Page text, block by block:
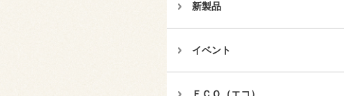
新製品
イベント